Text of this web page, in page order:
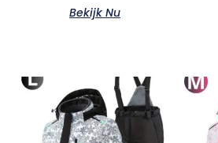
Bekijk Nu